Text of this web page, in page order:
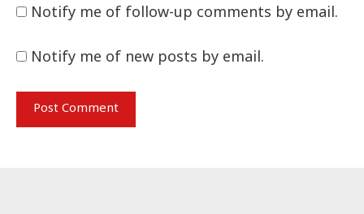
Notify me of follow-up comments by email.
Notify me of new posts by email.